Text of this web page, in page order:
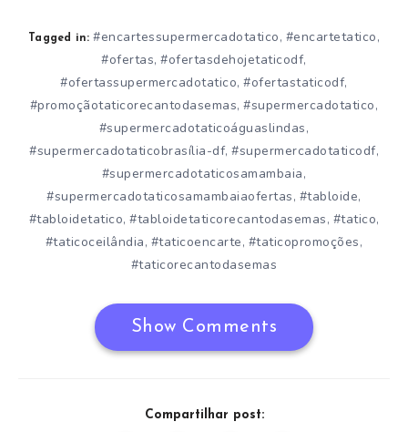
Tagged in: #encartessupermercadotatico, #encartetatico,
#ofertas,#ofertasdehojetaticodf,
#ofertassupermercadotatico,#ofertastaticodf,
#promoçãotaticorecantodasemas,#supermercadotatico,
#supermercadotaticoáguaslindas,
#supermercadotaticobrasília-df, #supermercadotaticodf,
#supermercadotaticosamambaia,
#supermercadotaticosamambaiaofertas, #tabloide,
#tabloidetatico, #tabloidetaticorecantodasemas, #tatico,
#taticoceilândia, #taticoencarte, #taticopromoções,
#taticorecantodasemas
Show Comments
Compartilhar post: